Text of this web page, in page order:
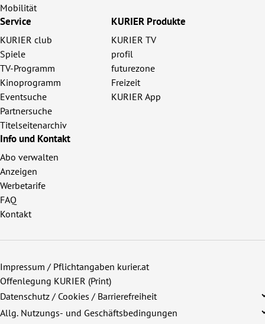
Mobilität
Service
KURIER club
Spiele
TV-Programm
Kinoprogramm
Eventsuche
Partnersuche
Titelseitenarchiv
KURIER Produkte
KURIER TV
profil
futurezone
Freizeit
KURIER App
Info und Kontakt
Abo verwalten
Anzeigen
Werbetarife
FAQ
Kontakt
Impressum / Pflichtangaben kurier.at
Offenlegung KURIER (Print)
Datenschutz / Cookies / Barrierefreiheit
Allg. Nutzungs- und Geschäftsbedingungen